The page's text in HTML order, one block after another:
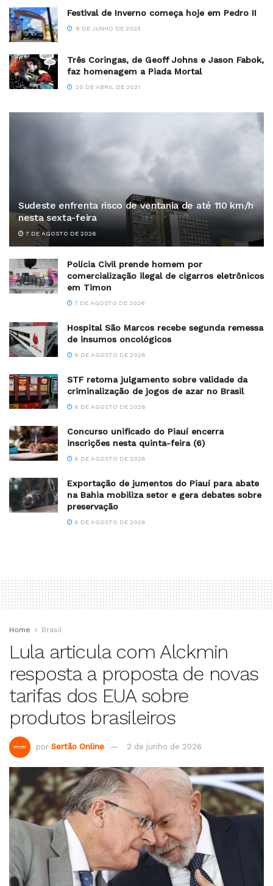
Festival de Inverno começa hoje em Pedro II
8 DE JUNHO DE 2023
Três Coringas, de Geoff Johns e Jason Fabok,
faz homenagem a Piada Mortal
20 DE ABRIL DE 2021
Sudeste enfrenta risco de ventania de até 110 km/h
nesta sexta-feira
7 DE AGOSTO DE 2026
Polícia Civil prende homem por
comercialização ilegal de cigarros eletrônicos
em Timon
7 DE AGOSTO DE 2026
Hospital São Marcos recebe segunda remessa
de insumos oncológicos
6 DE AGOSTO DE 2026
STF retoma julgamento sobre validade da
criminalização de jogos de azar no Brasil
6 DE AGOSTO DE 2026
Concurso unificado do Piauí encerra
inscrições nesta quinta-feira (6)
6 DE AGOSTO DE 2026
Exportação de jumentos do Piauí para abate
na Bahia mobiliza setor e gera debates sobre
preservação
6 DE AGOSTO DE 2026
Home Brasil
Lula articula com Alckmin
resposta a proposta de novas
tarifas dos EUA sobre
produtos brasileiros
por Sertão Online 2 de junho de 2026